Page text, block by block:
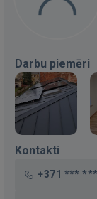
Darbu piemēri
Kontakti
+371 ***